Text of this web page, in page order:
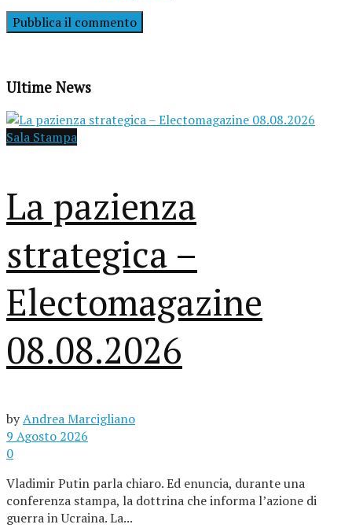
Ultime News
Sala Stampa
La pazienza
strategica –
Electomagazine
08.08.2026
byAndrea Marcigliano
9 Agosto 2026
0
Vladimir Putin parla chiaro. Ed enuncia, durante una
conferenza stampa, la dottrina che informa l’azione di
guerra in Ucraina. La...